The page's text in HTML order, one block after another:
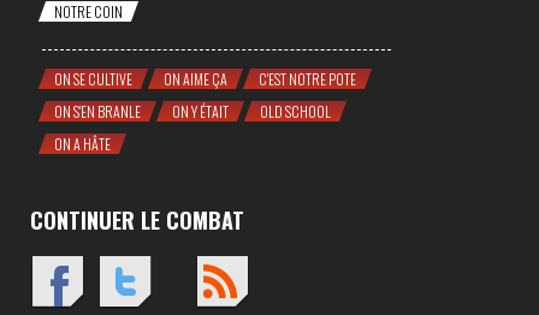
NOTRE COIN
ON SE CULTIVE ON AIME ÇA
C'EST NOTRE POTE
ON S'EN BRANLE
ON Y ÉTAIT
OLD SCHOOL
ON A HÂTE
CONTINUER LE COMBAT